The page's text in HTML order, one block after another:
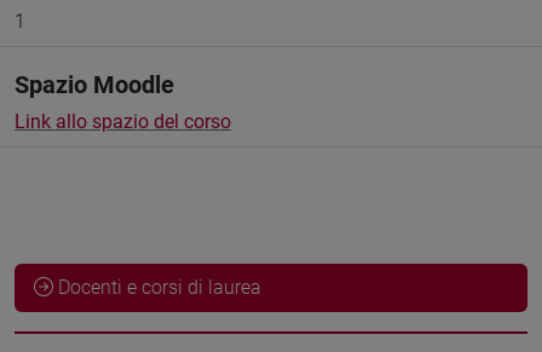
1
Spazio Moodle
Link allo spazio del corso
Docenti e corsi di laurea